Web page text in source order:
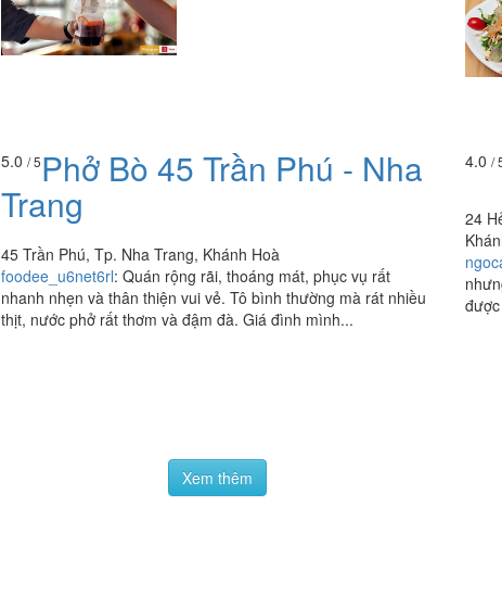
5.0 / 5Phở Bò 45 Trần Phú - Nha
Trang
45 Trần Phú, Tp. Nha Trang, Khánh Hoà
foodee_u6net6rl: Quán rộng rãi, thoáng mát, phục vụ rất
nhanh nhẹn và thân thiện vui vẻ. Tô bình thường mà rát nhiều
thịt, nước phở rất thơm và đậm đà. Giá đình mình...
4.0 /
24
Xem thêm